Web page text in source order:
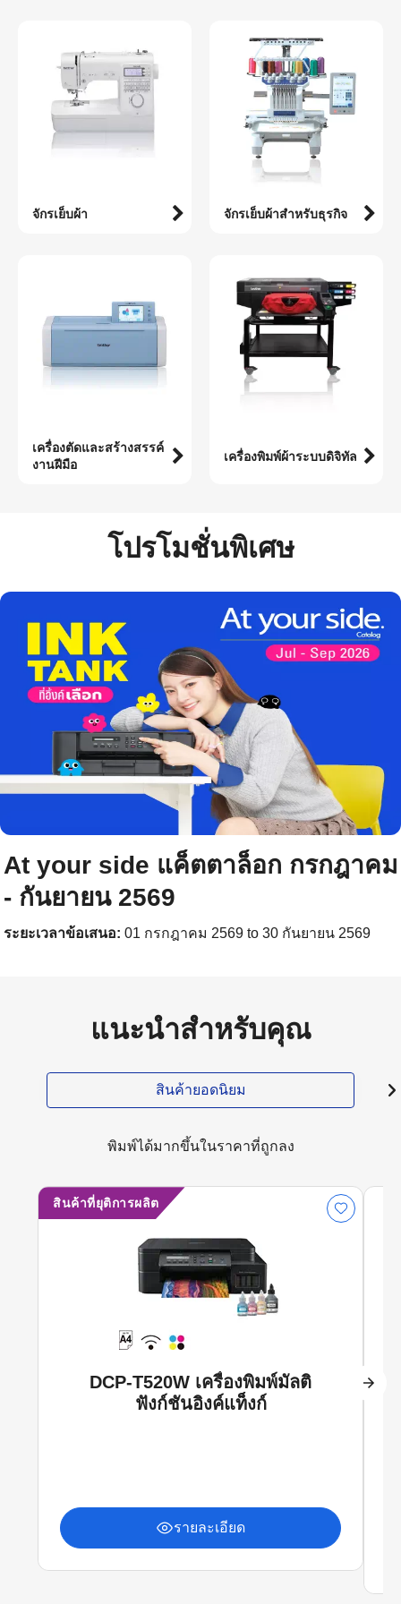
จักรเย็บผ้า จักรเย็บผ้าสำหรับธุรกิจ
เครื่องตัดและสร้างสรรค์
งานฝีมือ
เครื่องพิมพ์ผ้าระบบดิจิทัล
โปรโมชั่นพิเศษ
At your side แค็ตตาล็อก กรกฎาคม
- กันยายน 2569
ระยะเวลาข้อเสนอ: 01 กรกฎาคม 2569 to 30 กันยายน 2569
แนะนำสำหรับคุณ
สินค้ายอดนิยม
พิมพ์ได้มากขึ้นในราคาที่ถูกลง
สินค้าที่ยุติการผลิต
DCP-T520W เครื่องพิมพ์มัลติ
ฟังก์ชันอิงค์แท็งก์
รายละเอียด